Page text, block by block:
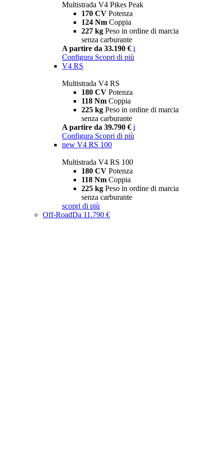
Multistrada V4 Pikes Peak
170 CV Potenza
124 Nm Coppia
227 kg Peso in ordine di marcia
senza carburante
A partire da 33.190 € i
Configura Scopri di più
V4 RS
Multistrada V4 RS
180 CV Potenza
118 Nm Coppia
225 kg Peso in ordine di marcia
senza carburante
A partire da 39.790 € i
Configura Scopri di più
new V4 RS 100
Multistrada V4 RS 100
180 CV Potenza
118 Nm Coppia
225 kg Peso in ordine di marcia
senza carburante
scopri di più
Off-RoadDa 11.790 €